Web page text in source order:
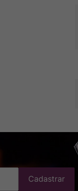
Cadastrar